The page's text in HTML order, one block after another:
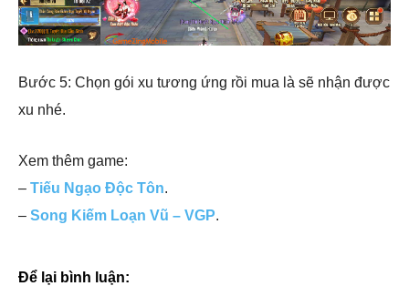
Bước 5: Chọn gói xu tương ứng rồi mua là sẽ nhận được
xu nhé.
Xem thêm game:
– Tiếu Ngạo Độc Tôn.
– Song Kiếm Loạn Vũ – VGP.
Để lại bình luận: